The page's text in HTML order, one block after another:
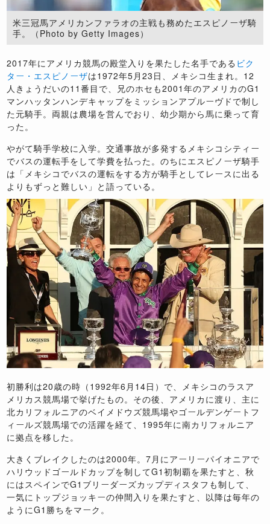
米三冠馬アメリカンファラオの主戦も務めたエスピノーザ騎
手。（Photo by Getty Images）
2017年にアメリカ競馬の殿堂入りを果たした名手である ビク
ター・エスピノーザは1972年5月23日、メキシコ生まれ。12
人きょうだいの11番目で、兄のホセも2001年のアメリカのG1
マンハッタンハンデキャップをミッションアプルーヴドで制し
た元騎手。両親は農場を営んでおり、幼少期から馬に乗って育
った。
やがて騎手学校に入学。交通事故が多発するメキシコシティー
でバスの運転手をして学費を払った。のちにエスピノーザ騎手
は「メキシコでバスの運転をする方が騎手としてレースに出る
よりもずっと難しい」と語っている。
初勝利は20歳の時（1992年6月14日）で、メキシコのラスア
メリカス競馬場で挙げたもの。その後、アメリカに渡り、主に
北カリフォルニアのベイメドウズ競馬場やゴールデンゲートフ
ィールズ競馬場での活躍を経て、1995年に南カリフォルニア
に拠点を移した。
大きくブレイクしたのは2000年。7月にアーリーパイオニアで
ハリウッドゴールドカップを制してG1初制覇を果たすと、秋
にはスペインでG1ブリーダーズカップディスタフも制して、
一気にトップジョッキーの仲間入りを果たすと、以降は毎年の
ようにG1勝ちをマーク。